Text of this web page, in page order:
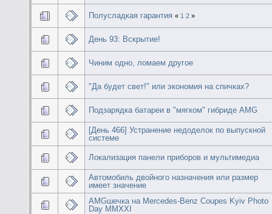
Полусладкая гарантия « 1 2 »
День 93: Вскрытие!
Чиним одно, ломаем другое
"Да будет свет!" или экономия на спичках?
Подзарядка батареи в "мягком" гибриде AMG
[День 466] Устранение недоделок по выпускной
системе
Локализация панели приборов и мультимедиа
Автомобиль двойного назначения или размер
имеет значение
AMGшечка на Mercedes-Benz Coupes Kyiv Photo
Day MMXXI